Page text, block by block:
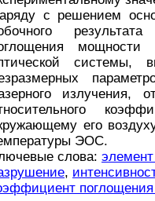
с решением
мощности
системы,
излучения,
его
ЭОС.
слова:
,